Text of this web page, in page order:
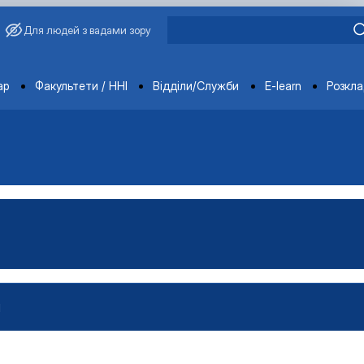
Для людей з вадами зору
Факультети / ННІ Відділи/Служби E-learn